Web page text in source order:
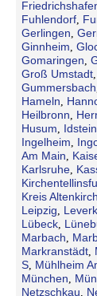
Fuhlendorf,
Gerlingen
Ginnheim
Gomaringen
Groß Umstadt,
Gummersbach
Hameln
Heilbronn
Husum Idstein
Ingelheim
Am Main
Karlsruhe,
Kreis
Leipzig
Lübeck,
Marbach
Markranstädt,
S, Mühlheim
München
Netzschkau